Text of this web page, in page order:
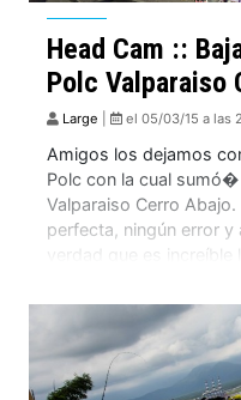
Head Cam ::
Polc Valparaiso
Large el 05/03/15 a las
Amigos los dejamos
Polc con la cual
Valparaiso Cerro
perfecta, ningún error
verdad que es